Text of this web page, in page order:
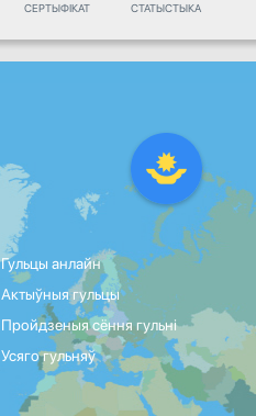
СЕРТЫФІКАТ СТАТЫСТЫКА
Гульцы анлайн
Актыўныя гульцы
Пройдзеныя сёння гульні
Усяго гульняў